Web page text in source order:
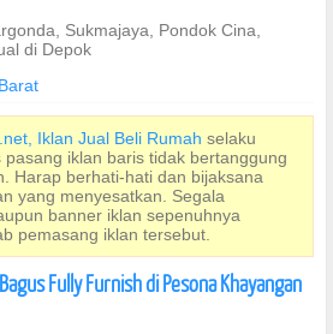
Sukmajaya, Pondok Cina,
di Depok
Iklan Jual Beli Rumah selaku
iklan baris tidak bertanggung
Harap berhati-hati dan bijaksana
yang menyesatkan. Segala
banner iklan sepenuhnya
pemasang iklan tersebut.
Fully Furnish di Pesona Khayangan